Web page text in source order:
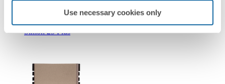
Use necessary cookies only
Simon 25 Plus